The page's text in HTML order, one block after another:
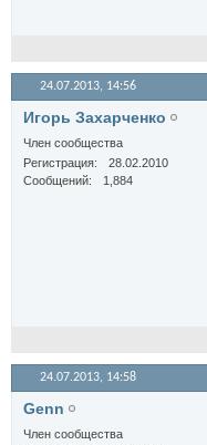
24.07.2013, 14:56
Игорь Захарченко
Член сообщества
Регистрация
28.02.2010
Сообщений
1,884
24.07.2013, 14:58
Genn
Член сообщества